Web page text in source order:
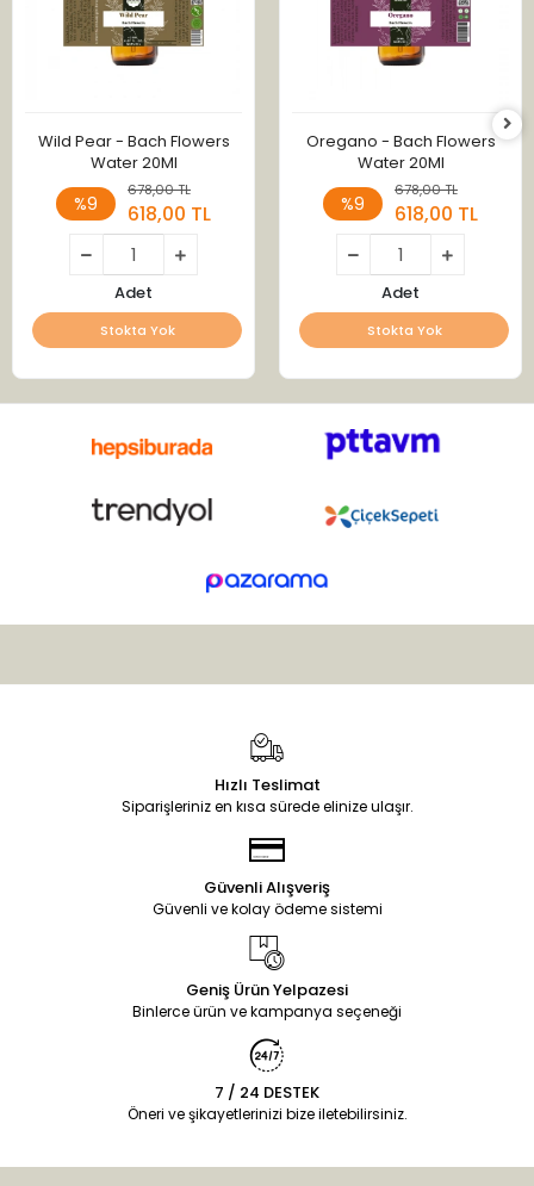
Wild Pear - Bach Flowers
Water 20Ml
%9
678,00 TL
618,00 TL
Adet
Stokta Yok
Oregano - Bach Flowers
Water 20Ml
%9
678,00 TL
618,00 TL
Adet
Stokta Yok
Hızlı Teslimat
Siparişleriniz en kısa sürede elinize ulaşır.
Güvenli Alışveriş
Güvenli ve kolay ödeme sistemi
Geniş Ürün Yelpazesi
Binlerce ürün ve kampanya seçeneği
7 / 24 DESTEK
Öneri ve şikayetlerinizi bize iletebilirsiniz.